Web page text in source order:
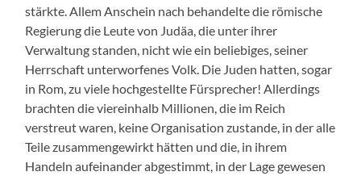
stärkte. Allem Anschein nach behandelte die römische
Regierung die Leute von Judäa, die unter ihrer
Verwaltung standen, nicht wie ein beliebiges, seiner
Herrschaft unterworfenes Volk. Die Juden hatten, sogar
in Rom, zu viele hochgestellte Fürsprecher! Allerdings
brachten die viereinhalb Millionen, die im Reich
verstreut waren, keine Organisation zustande, in der alle
Teile zusammengewirkt hätten und die, in ihrem
Handeln aufeinander abgestimmt, in der Lage gewesen